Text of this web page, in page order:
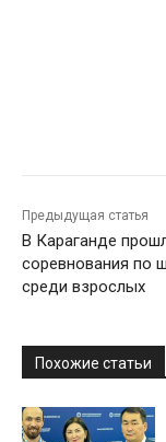
Предыдущая статья
В Караганде
соревнования по
среди взрослых
Похожие статьи